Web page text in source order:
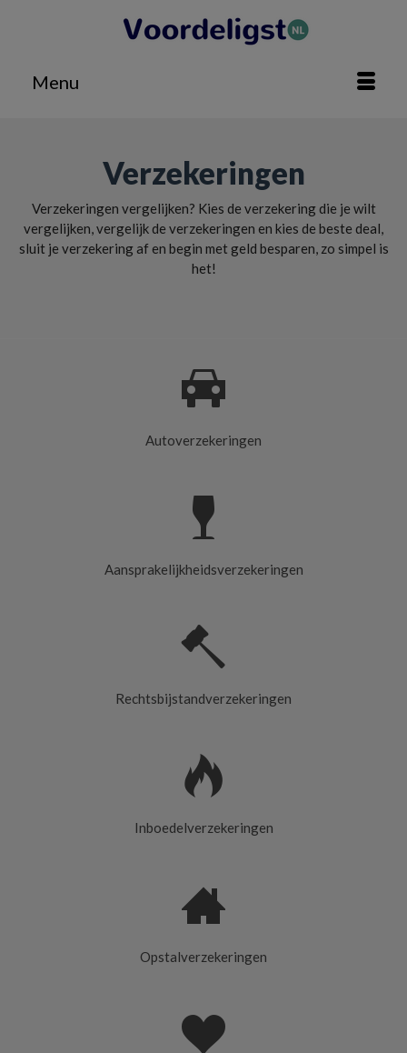
Menu
Verzekeringen
Verzekeringen vergelijken? Kies de verzekering die je wilt
vergelijken, vergelijk de verzekeringen en kies de beste deal,
sluit je verzekering af en begin met geld besparen, zo simpel is
het!
Autoverzekeringen
Aansprakelijkheidsverzekeringen
Rechtsbijstandverzekeringen
Inboedelverzekeringen
Opstalverzekeringen